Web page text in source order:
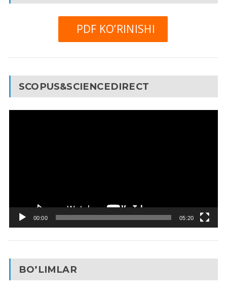
PDF KO’RINISHI
SCOPUS&SCIENCEDIRECT
00:00 05:20
BO’LIMLAR